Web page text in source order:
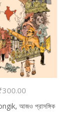
আজও প্রাসঙ্গিক